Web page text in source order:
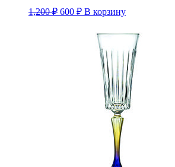
1,200₽ Первоначальная
600 ₽Текущая
цена:
600 ₽.
В корзину